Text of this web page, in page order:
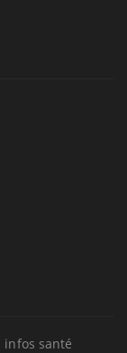
infos santé